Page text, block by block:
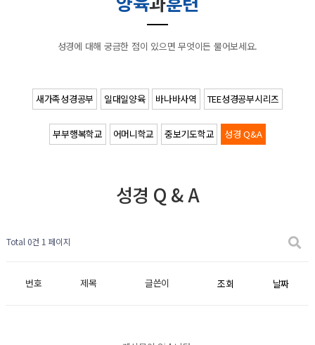
성경에 대해 궁금한 점이 있으면 무엇이든 물어보세요.
새가족성경공부 일대일양육 바나바사역 TEE성경공부시리즈
부부행복학교 어머니학교 중보기도학교 성경 Q&A
성경 Q & A
Total 0건 1 페이지
번호 제목 글쓴이 조회 날짜